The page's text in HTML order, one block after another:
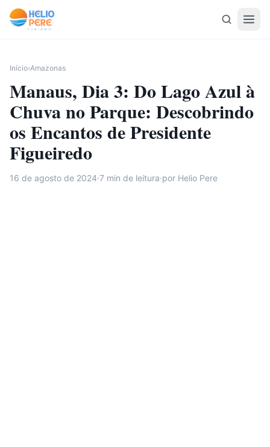
Pular para o conteúdo
Início›Amazonas
Manaus, Dia 3: Do Lago Azul à
Chuva no Parque: Descobrindo
os Encantos de Presidente
Figueiredo
16 de agosto de 2024·7 min de leitura·por Helio Pere